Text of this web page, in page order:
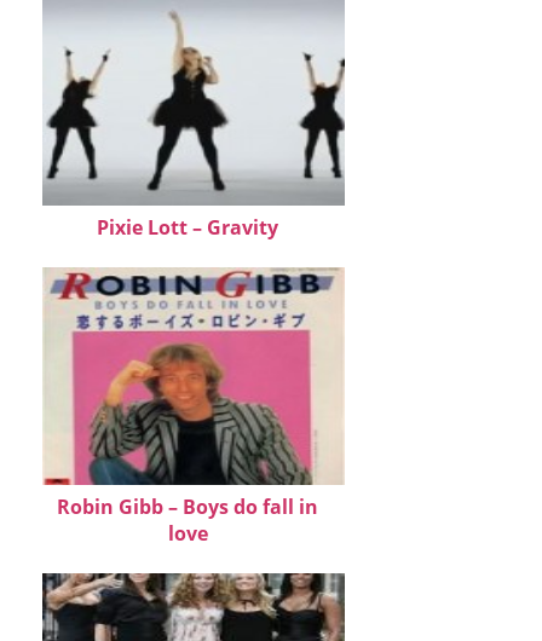
Pixie Lott – Gravity
Robin Gibb – Boys do fall in
love